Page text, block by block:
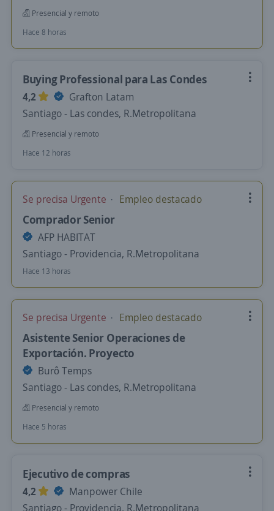
Presencial y remoto
Hace 8 horas
Buying Professional para Las Condes
4,2
Grafton Latam
Santiago - Las condes, R.Metropolitana
Presencial y remoto
Hace 12 horas
Se precisa Urgente Empleo destacado
Comprador Senior
AFP HABITAT
Santiago - Providencia, R.Metropolitana
Hace 13 horas
Se precisa Urgente Empleo destacado
Asistente Senior Operaciones de
Exportación. Proyecto
Burô Temps
Santiago - Las condes, R.Metropolitana
Presencial y remoto
Hace 5 horas
Ejecutivo de compras
4,2
Manpower Chile
Santiago - Providencia, R.Metropolitana